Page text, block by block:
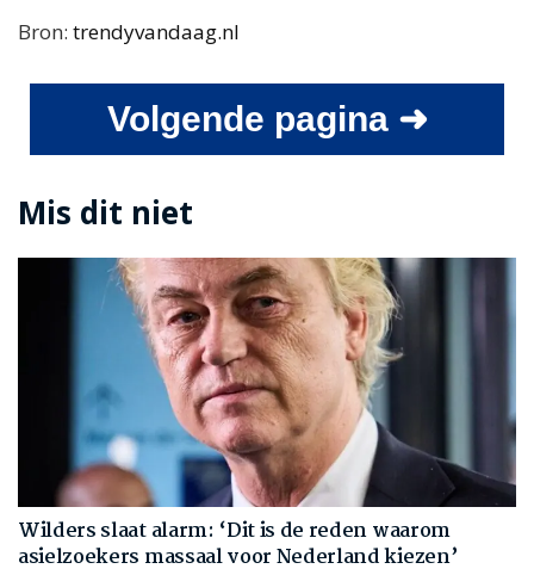
Bron: trendyvandaag.nl
Volgende pagina ➜
Mis dit niet
Wilders slaat alarm: ‘Dit is de reden waarom
asielzoekers massaal voor Nederland kiezen’